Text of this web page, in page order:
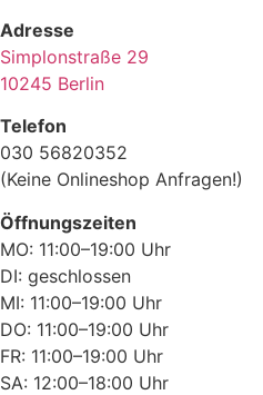
Adresse
Simplonstraße 29
10245 Berlin
Telefon
030 56820352
(Keine Onlineshop Anfragen!)
Öffnungszeiten
MO: 11:00–19:00 Uhr
DI: geschlossen
MI: 11:00–19:00 Uhr
DO: 11:00–19:00 Uhr
FR: 11:00–19:00 Uhr
SA: 12:00–18:00 Uhr